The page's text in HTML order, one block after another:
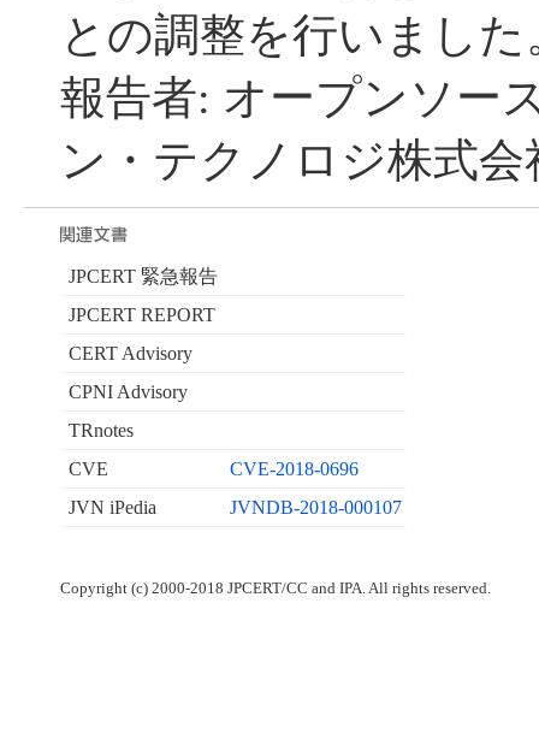
との調整を行いました
報告者: オープンソー
ン・テクノロジ株式
JPCERT 緊急報告
JPCERT REPORT
CERT Advisory
CPNI Advisory
TRnotes
CVE
CVE-2018-0696
JVN iPedia
JVNDB-2018-000107
Copyright (c) 2000-2018 JPCERT/CC and IPA. All rights reserved.